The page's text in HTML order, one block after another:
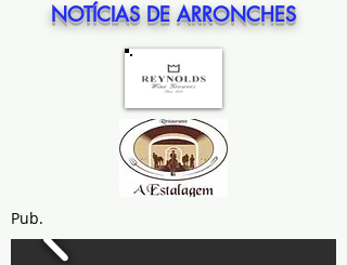
NOTÍCIAS DE ARRONCHES
Pub.